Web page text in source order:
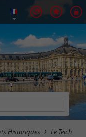
Historiques Le Teich